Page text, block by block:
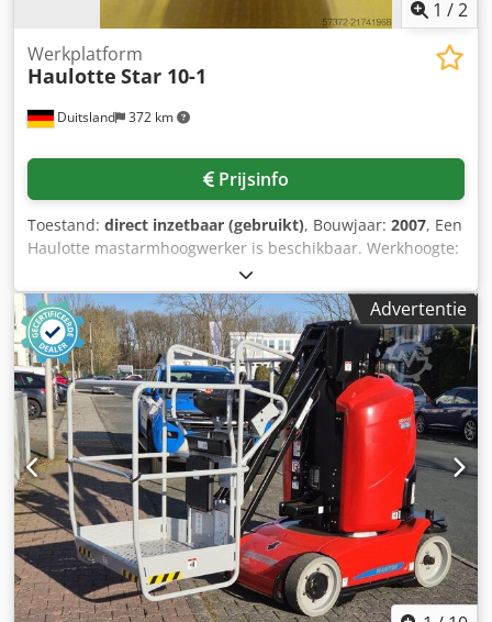
1 /2
Duitsland 372 km
Werkplatform
Haulotte Star 10-1
Prijsinfo
Toestand: direct inzetbaar (gebruikt), Bouwjaar: 2007, Een
Haulotte mastarmhoogwerker is beschikbaar. Werkhoogte:
10 m, platformhoogte: 8 m, zijdelings bereik: 3100 mm,
draagvermogen: 200 kg, maximale zijdelingse kracht
binnen/buiten: 40 kg/20 kg, draaibereik: 345°, maximale
helling: 3°, afmetingen werkbak X/Y: 680 mm/930 mm,
hefmast: 4950 mm, maximale windsnelheid: 45 km/u.
Machineafmetingen X/Y/Z: 2700 mm/1000 mm/2000 mm,
gewicht: ca. 2800 kg. Bezichtiging ter plaatse is mogelijk.
Chedpoy Dupusfx Ahroa
Advertentie